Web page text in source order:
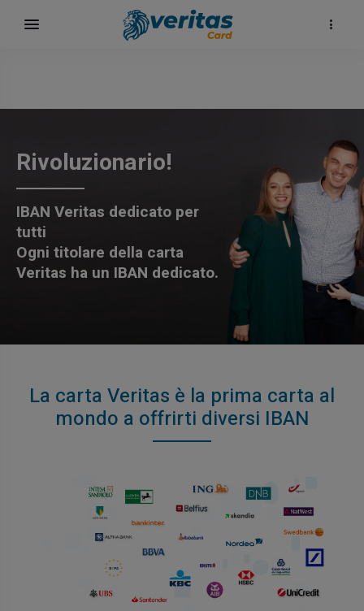
Rivoluzionario!
IBAN Veritas dedicato per
tutti
Ogni titolare della carta
Veritas ha un IBAN dedicato.
La carta Veritas è la prima carta al
mondo a offrirti diversi IBAN